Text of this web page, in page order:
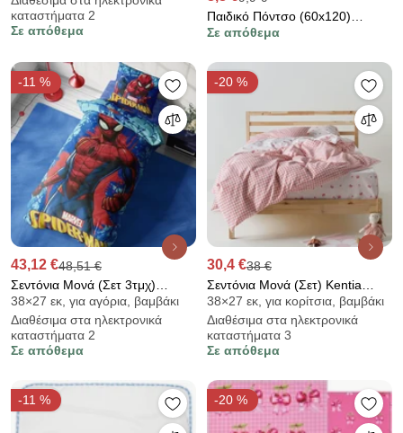
καταστήματα 2
Σε απόθεμα
Παιδικό Πόντσο (60x120)
Dimcol Purple
Σε απόθεμα
-11 %
43,12 €48,51 €
Σεντόνια Μονά (Σετ 3τμχ)
Dimcol Spider-Man 713
38×27 εκ, για αγόρια, βαμβάκι
Διαθέσιμα στα ηλεκτρονικά
καταστήματα 2
Σε απόθεμα
-20 %
30,4 €38 €
Σεντόνια Μονά (Σετ) Kentia
Versus Sassy
38×27 εκ, για κορίτσια, βαμβάκι
Διαθέσιμα στα ηλεκτρονικά
καταστήματα 3
Σε απόθεμα
-11 % -20 %